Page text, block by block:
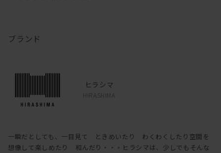
ブランド
ヒラシマ
HIRASHIMA
一瞬だとしても、一目見て ときめいたり わくわくしたり空間を
想像して楽しめたり 和んだり・・・ヒラシマは、少しでもそんな